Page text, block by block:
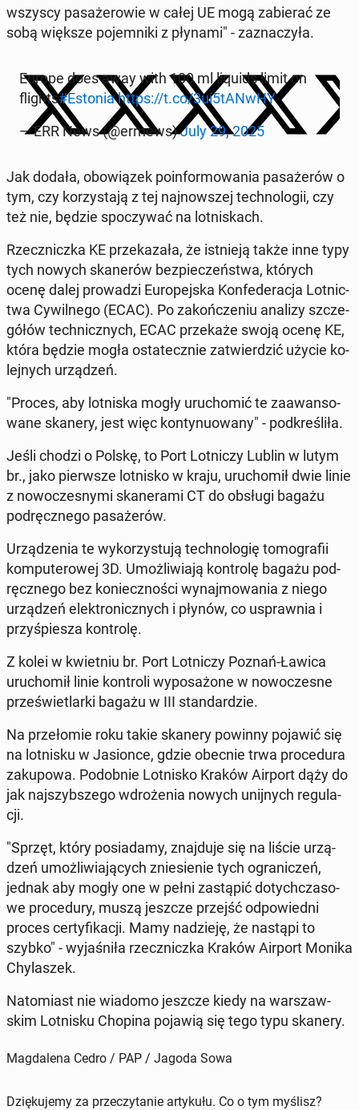
wszyscy pa­sa­że­ro­wie w całej UE mogą za­bie­rać ze
sobą większe po­jem­ni­ki z płynami" - za­zna­czy­ła.
Europe does away with 100 ml liquids limit on
flights#Estoniahttps://t.co/3ui5tANwHY
— ERR News (@errnews)July 29, 2025
Jak dodała, obo­wią­zek po­in­for­mo­wa­nia pa­sa­że­rów o
tym, czy ko­rzy­sta­ją z tej naj­now­szej tech­no­lo­gii, czy
też nie, będzie spo­czy­wać na lot­ni­skach.
Rzecz­nicz­ka KE prze­ka­za­ła, że ist­nie­ją także inne typy
tych nowych ska­ne­rów bez­pie­czeń­stwa, których
ocenę dalej pro­wa­dzi Eu­ro­pej­ska Kon­fe­de­ra­cja Lot­nic­
twa Cy­wil­ne­go (ECAC). Po za­koń­cze­niu analizy szcze­
gó­łów tech­nicz­nych, ECAC prze­ka­że swoją ocenę KE,
która będzie mogła osta­tecz­nie za­twier­dzić użycie ko­
lej­nych urzą­dzeń.
"Proces, aby lot­ni­ska mogły uru­cho­mić te za­awan­so­
wa­ne skanery, jest więc kon­ty­nu­owa­ny" - pod­kre­śli­ła.
Jeśli chodzi o Polskę, to Port Lot­ni­czy Lublin w lutym
br., jako pierw­sze lot­ni­sko w kraju, uru­cho­mił dwie linie
z no­wo­cze­sny­mi ska­ne­ra­mi CT do obsługi bagażu
pod­ręcz­ne­go pa­sa­że­rów.
Urzą­dze­nia te wy­ko­rzy­stu­ją tech­no­lo­gię to­mo­gra­fii
kom­pu­te­ro­wej 3D. Umoż­li­wia­ją kon­tro­lę bagażu pod­
ręcz­ne­go bez ko­niecz­no­ści wy­naj­mo­wa­nia z niego
urzą­dzeń elek­tro­nicz­nych i płynów, co uspraw­nia i
przy­śpie­sza kon­tro­lę.
Z kolei w kwiet­niu br. Port Lot­ni­czy Poznań-Ławica
uru­cho­mił linie kon­tro­li wy­po­sa­żo­ne w no­wo­cze­sne
prze­świe­tlar­ki bagażu w III stan­dar­dzie.
Na prze­ło­mie roku takie skanery powinny pojawić się
na lot­ni­sku w Ja­sion­ce, gdzie obecnie trwa pro­ce­du­ra
za­ku­po­wa. Po­dob­nie Lot­ni­sko Kraków Airport dąży do
jak naj­szyb­sze­go wdro­że­nia nowych unij­nych re­gu­la­
cji.
"Sprzęt, który po­sia­da­my, znaj­du­je się na liście urzą­
dzeń umoż­li­wia­ją­cych znie­sie­nie tych ogra­ni­czeń,
jednak aby mogły one w pełni za­stą­pić do­tych­cza­so­
we pro­ce­du­ry, muszą jeszcze przejść od­po­wied­ni
proces cer­ty­fi­ka­cji. Mamy na­dzie­ję, że nastąpi to
szybko" - wy­ja­śni­ła rzecz­nicz­ka Kraków Airport Monika
Chy­la­szek.
Na­to­miast nie wiadomo jeszcze kiedy na war­szaw­
skim Lot­ni­sku Chopina pojawią się tego typu skanery.
Magdalena Cedro / PAP / Jagoda Sowa
Dziękujemy za przeczytanie artykułu. Co o tym myślisz?